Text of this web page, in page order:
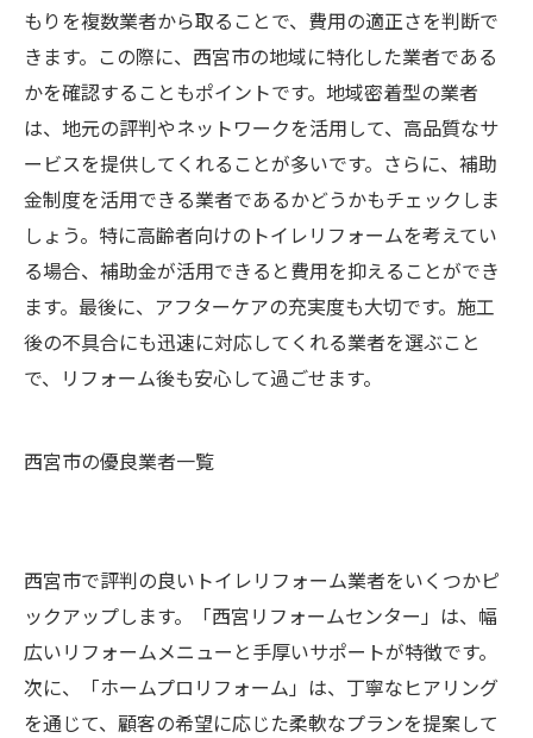
もりを複数業者から取ることで、費用の適正さを判断で
きます。この際に、西宮市の地域に特化した業者である
かを確認することもポイントです。地域密着型の業者
は、地元の評判やネットワークを活用して、高品質なサ
ービスを提供してくれることが多いです。さらに、補助
金制度を活用できる業者であるかどうかもチェックしま
しょう。特に高齢者向けのトイレリフォームを考えてい
る場合、補助金が活用できると費用を抑えることができ
ます。最後に、アフターケアの充実度も大切です。施工
後の不具合にも迅速に対応してくれる業者を選ぶこと
で、リフォーム後も安心して過ごせます。
西宮市の優良業者一覧
西宮市で評判の良いトイレリフォーム業者をいくつかピ
ックアップします。「西宮リフォームセンター」は、幅
広いリフォームメニューと手厚いサポートが特徴です。
次に、「ホームプロリフォーム」は、丁寧なヒアリング
を通じて、顧客の希望に応じた柔軟なプランを提案して